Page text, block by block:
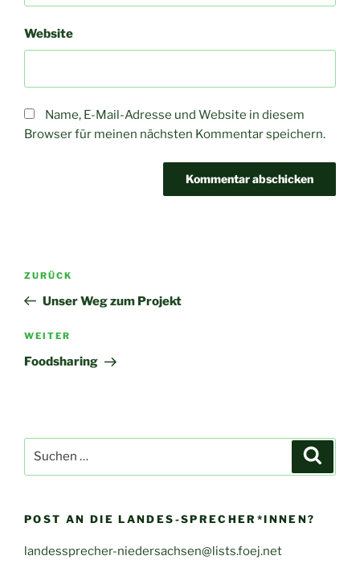
Website
Name, E-Mail-Adresse und Website in diesem
Browser für meinen nächsten Kommentar speichern.
Beitragsnavigation
Vorheriger
Beitrag
ZURÜCK
Unser Weg zum Projekt
Nächster
Beitrag
WEITER
Foodsharing
nach:
POST AN DIE LANDES-SPRECHER*INNEN?
landessprecher-niedersachsen@lists.foej.net